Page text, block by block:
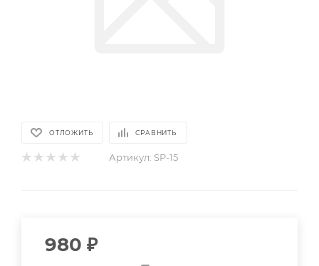
ОТЛОЖИТЬ СРАВНИТЬ
Артикул: SP-15
980 ₽